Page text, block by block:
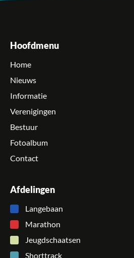
Hoofdmenu
Home
Nieuws
Informatie
Verenigingen
Bestuur
Fotoalbum
Contact
Afdelingen
Langebaan
Marathon
Jeugdschaatsen
Shorttrack